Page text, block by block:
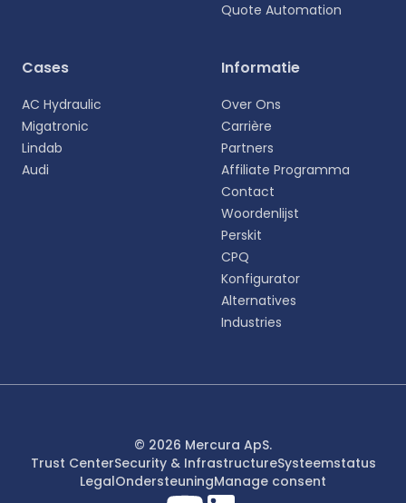
Selecteer uw taal
persoonlijke ervaring.
Svenska
Français
Quote Automation
Cases
AC Hydraulic
Migatronic
Lindab
Audi
Informatie
Over Ons
Carrière
Partners
Affiliate Programma
Contact
Woordenlijst
Perskit
CPQ
Konfigurator
Alternatives
Industries
© 2026 Mercura ApS.
Trust CenterSecurity & InfrastructureSysteemstatus
LegalOndersteuningManage consent